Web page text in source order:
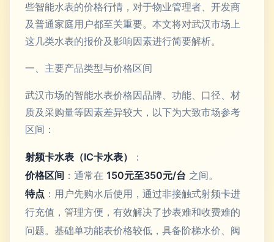
些智能水表的价格行情，对于物业管理者、开发商
及普通家庭用户都至关重要。本文将对武汉市场上
这几类水表的报价及影响因素进行简要解析。
一、主要产品类型与价格区间
武汉市场的智能水表价格因品牌、功能、口径、材
质及采购量等因素差异较大，以下为大致市场参考
区间：
射频卡水表（IC卡水表）
：
价格区间 ：通常在 150元至350元/台 之间。
特点 ：用户先购水后使用，通过非接触式射频卡进
行充值，管理方便，有效解决了抄表难和收费难的
问题。基础单功能表价格较低，具备阶梯水价、阀